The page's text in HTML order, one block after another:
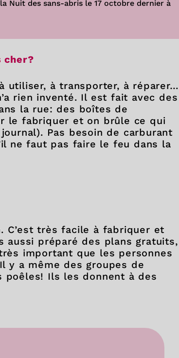
Nuit des sans-abris le 17 octobre dernier à
cher?
utiliser, à transporter, à réparer…
rien inventé. Il est fait avec des
la rue: des boîtes de
le fabriquer et on brûle ce qui
Pas besoin de carburant
ne faut pas faire le feu dans la
C’est très facile à fabriquer et
aussi préparé des plans gratuits,
important que les personnes
y a même des groupes de
Ils les donnent à des